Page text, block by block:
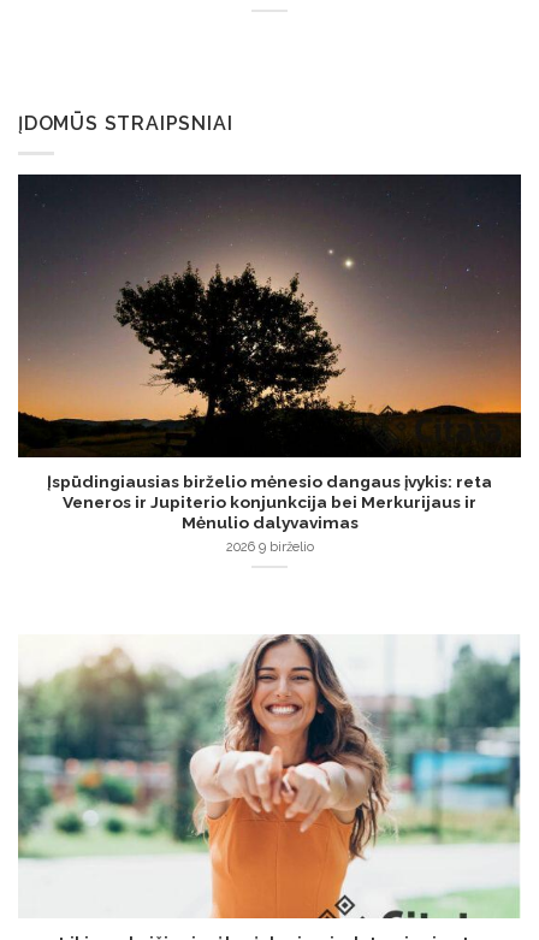
ĮDOMŪS STRAIPSNIAI
Įspūdingiausias birželio mėnesio dangaus įvykis: reta
Veneros ir Jupiterio konjunkcija bei Merkurijaus ir
Mėnulio dalyvavimas
2026 9 birželio